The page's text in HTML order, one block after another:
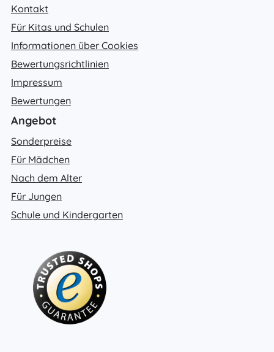
Kontakt
Für Kitas und Schulen
Informationen über Cookies
Bewertungsrichtlinien
Impressum
Bewertungen
Angebot
Sonderpreise
Für Mädchen
Nach dem Alter
Für Jungen
Schule und Kindergarten